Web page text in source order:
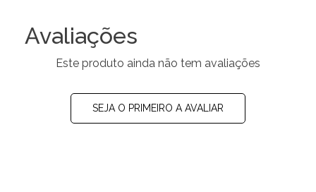
Avaliações
Este produto ainda não tem avaliações
SEJA O PRIMEIRO A AVALIAR